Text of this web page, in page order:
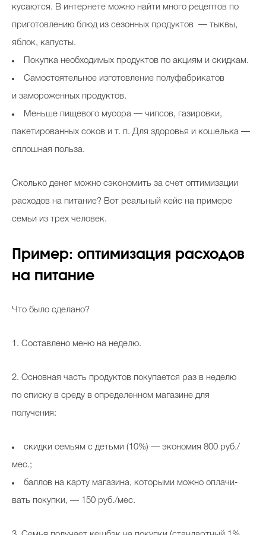
кусаются. В интернете можно найти много рецептов по
приготовлению блюд из сезонных продуктов — тыквы,
яблок, капусты.
Покупка необходимых продуктов по акциям и скидкам.
Самостоятельное изготовление полуфабрикатов
и замороженных продуктов.
Меньше пищевого мусора — чипсов, газировки,
пакетированных соков и т. п. Для здоровья и кошелька —
сплошная польза.
Сколько денег можно сэкономить за счет оптимизации
расходов на питание? Вот реальный кейс на примере
семьи из трех человек.
Пример: оптимизация расходов
на питание
Что было сделано?
1. Составлено меню на неделю.
2. Основная часть продуктов покупается раз в неделю
по списку в среду в определенном магазине для
получения:
скидки семьям с детьми (10%) — экономия 800 руб./
мес.;
баллов на карту магазина, которыми можно оплачи-
вать покупки, — 150 руб./мес.